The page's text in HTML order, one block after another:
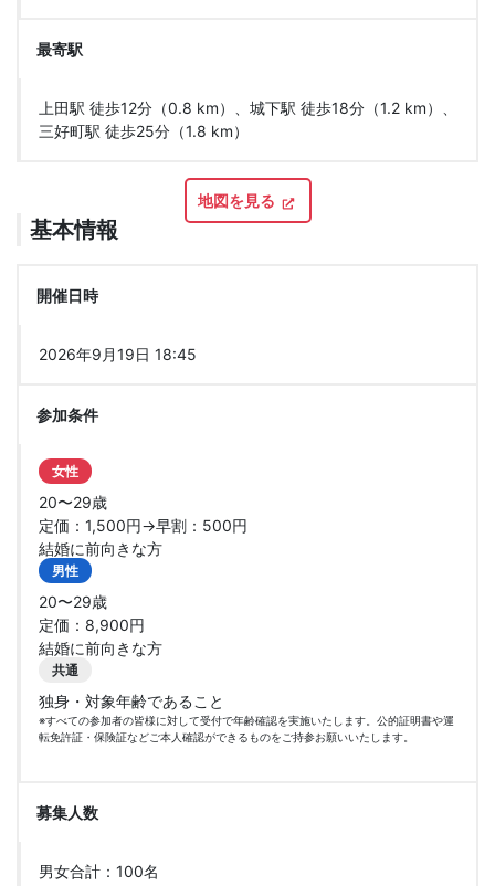
最寄駅
上田駅 徒歩12分（0.8 km）、城下駅 徒歩18分（1.2 km）、
三好町駅 徒歩25分（1.8 km）
地図を見る
基本情報
開催日時
2026年9月19日 18:45
参加条件
女性
20〜29歳
定価：1,500円→早割：500円
結婚に前向きな方
男性
20〜29歳
定価：8,900円
結婚に前向きな方
共通
独身・対象年齢であること
※すべての参加者の皆様に対して受付で年齢確認を実施いたします。公的証明書や運
転免許証・保険証などご本人確認ができるものをご持参お願いいたします。
募集人数
男女合計：100名